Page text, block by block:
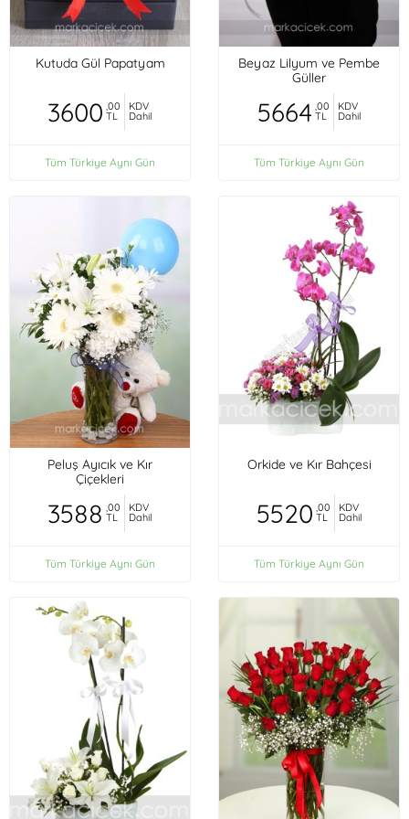
Kutuda Gül Papatyam
3600 ,00
TL
KDV
Dahil
Tüm Türkiye Aynı Gün
Beyaz Lilyum ve Pembe
Güller
5664 ,00
TL
KDV
Dahil
Tüm Türkiye Aynı Gün
Peluş Ayıcık ve Kır
Çiçekleri
3588 ,00
TL
KDV
Dahil
Tüm Türkiye Aynı Gün
Orkide ve Kır Bahçesi
5520 ,00
TL
KDV
Dahil
Tüm Türkiye Aynı Gün